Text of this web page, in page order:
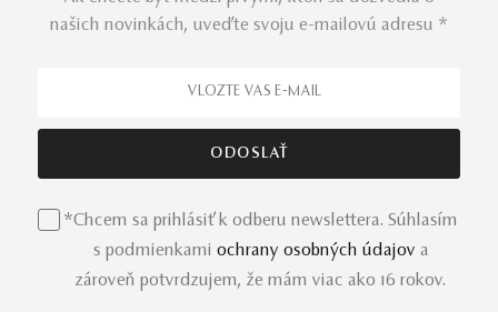
našich novinkách, uveďte svoju e-mailovú adresu *
*Chcem sa prihlásiť k odberu newslettera. Súhlasím
s podmienkami ochrany osobných údajov a
zároveň potvrdzujem, že mám viac ako 16 rokov.